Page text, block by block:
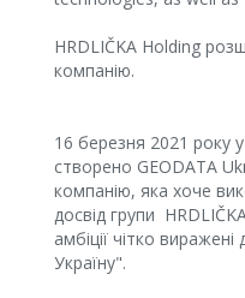
HRDLIČKA Holding
компанію.
16 березня 2021 року
створено GEODATA
компанію, яка хоче
досвід групи
амбіції чітко
Україну".